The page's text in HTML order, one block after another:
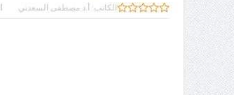
الكاتب: أ.د مصطفى السعدني